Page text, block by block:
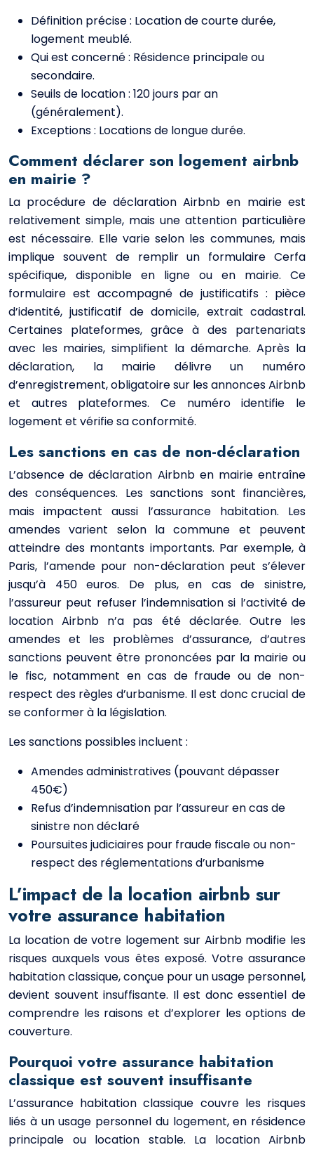
Définition précise : Location de courte durée,
logement meublé.
Qui est concerné : Résidence principale ou
secondaire.
Seuils de location : 120 jours par an
(généralement).
Exceptions : Locations de longue durée.
Comment déclarer son logement airbnb
en mairie ?
La procédure de déclaration Airbnb en mairie est
relativement simple, mais une attention particulière
est nécessaire. Elle varie selon les communes, mais
implique souvent de remplir un formulaire Cerfa
spécifique, disponible en ligne ou en mairie. Ce
formulaire est accompagné de justificatifs : pièce
d’identité, justificatif de domicile, extrait cadastral.
Certaines plateformes, grâce à des partenariats
avec les mairies, simplifient la démarche. Après la
déclaration, la mairie délivre un numéro
d’enregistrement, obligatoire sur les annonces Airbnb
et autres plateformes. Ce numéro identifie le
logement et vérifie sa conformité.
Les sanctions en cas de non-déclaration
L’absence de déclaration Airbnb en mairie entraîne
des conséquences. Les sanctions sont financières,
mais impactent aussi l’assurance habitation. Les
amendes varient selon la commune et peuvent
atteindre des montants importants. Par exemple, à
Paris, l’amende pour non-déclaration peut s’élever
jusqu’à 450 euros. De plus, en cas de sinistre,
l’assureur peut refuser l’indemnisation si l’activité de
location Airbnb n’a pas été déclarée. Outre les
amendes et les problèmes d’assurance, d’autres
sanctions peuvent être prononcées par la mairie ou
le fisc, notamment en cas de fraude ou de non-
respect des règles d’urbanisme. Il est donc crucial de
se conformer à la législation.
Les sanctions possibles incluent :
Amendes administratives (pouvant dépasser
450€)
Refus d’indemnisation par l’assureur en cas de
sinistre non déclaré
Poursuites judiciaires pour fraude fiscale ou non-
respect des réglementations d’urbanisme
L’impact de la location airbnb sur
votre assurance habitation
La location de votre logement sur Airbnb modifie les
risques auxquels vous êtes exposé. Votre assurance
habitation classique, conçue pour un usage personnel,
devient souvent insuffisante. Il est donc essentiel de
comprendre les raisons et d’explorer les options de
couverture.
Pourquoi votre assurance habitation
classique est souvent insuffisante
L’assurance habitation classique couvre les risques
liés à un usage personnel du logement, en résidence
principale ou location stable. La location Airbnb